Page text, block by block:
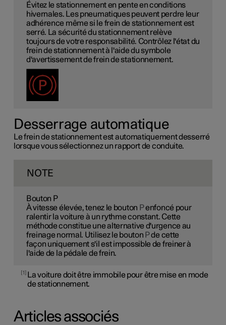
Évitez le stationnement en pente en conditions
hivernales. Les pneumatiques peuvent perdre leur
adhérence même si le frein de stationnement est
serré. La sécurité du stationnement relève
toujours de votre responsabilité. Contrôlez l'état du
frein de stationnement à l'aide du symbole
d'avertissement de frein de stationnement.
Desserrage automatique
Le frein de stationnement est automatiquement desserré
lorsque vous sélectionnez un rapport de conduite.
NOTE
Bouton P
À vitesse élevée, tenez le bouton Penfoncé pour
ralentir la voiture à un rythme constant. Cette
méthode constitue une alternative d'urgence au
freinage normal. Utilisez le bouton Pde cette
façon uniquement s'il est impossible de freiner à
l'aide de la pédale de frein.
1
La voiture doit être immobile pour être mise en mode
de stationnement.
Articles associés